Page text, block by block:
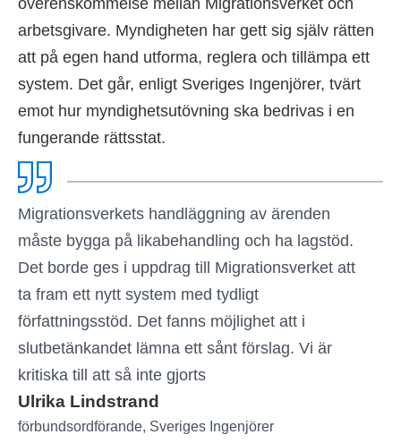
överenskommelse mellan Migrationsverket och
arbetsgivare. Myndigheten har gett sig själv rätten
att på egen hand utforma, reglera och tillämpa ett
system. Det går, enligt Sveriges Ingenjörer, tvärt
emot hur myndighetsutövning ska bedrivas i en
fungerande rättsstat.
Migrationsverkets handläggning av ärenden
måste bygga på likabehandling och ha lagstöd.
Det borde ges i uppdrag till Migrationsverket att
ta fram ett nytt system med tydligt
författningsstöd. Det fanns möjlighet att i
slutbetänkandet lämna ett sånt förslag. Vi är
kritiska till att så inte gjorts
Ulrika Lindstrand
förbundsordförande, Sveriges Ingenjörer